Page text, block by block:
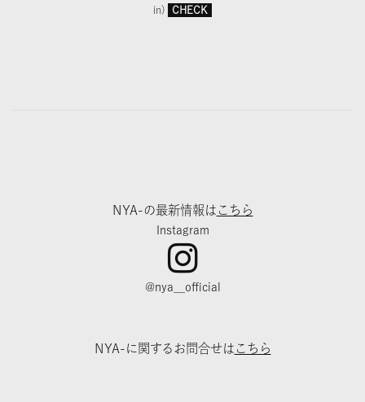
in)
CHECK
NYA-の最新情報は こちら
Instagram
@nya__official
NYA-に関するお問合せは こちら